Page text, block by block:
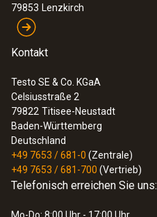
79853 Lenzkirch
Kontakt
Testo SE & Co. KGaA
Celsiusstraße 2
79822 Titisee-Neustadt
Baden-Württemberg
Deutschland
+49 7653 / 681-0 (Zentrale)
+49 7653 / 681-700 (Vertrieb)
Telefonisch erreichen Sie uns: